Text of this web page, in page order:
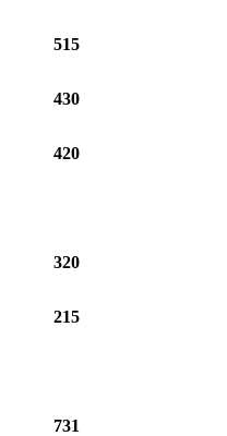
515
430
420
320
215
731